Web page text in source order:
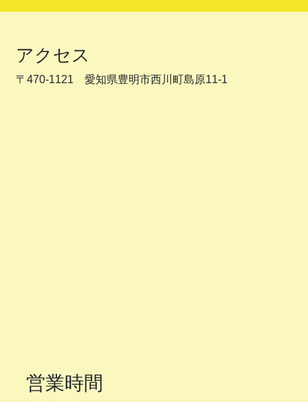
アクセス
〒470-1121 愛知県豊明市西川町島原11-1
営業時間